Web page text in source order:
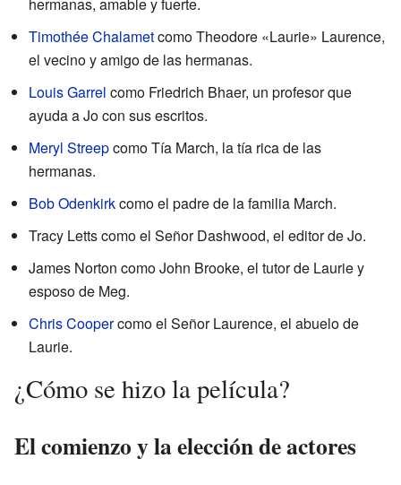
hermanas, amable y fuerte.
Timothée Chalametcomo Theodore «Laurie» Laurence,
el vecino y amigo de las hermanas.
Louis Garrel como Friedrich Bhaer, un profesor que
ayuda a Jo con sus escritos.
Meryl Streepcomo Tía March, la tía rica de las
hermanas.
Bob Odenkirkcomo el padre de la familia March.
Tracy Letts como el Señor Dashwood, el editor de Jo.
James Norton como John Brooke, el tutor de Laurie y
esposo de Meg.
Chris Coopercomo el Señor Laurence, el abuelo de
Laurie.
¿Cómo se hizo la película?
El comienzo y la elección de actores